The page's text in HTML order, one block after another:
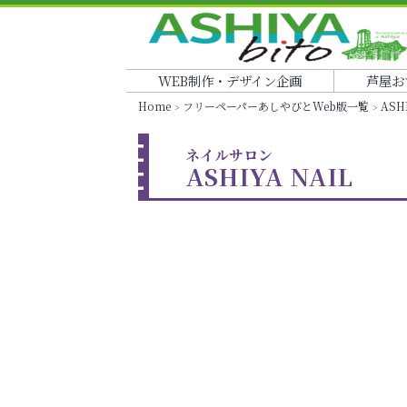
WEB制作・デザイン企画 芦屋
Home フリーペーパーあしやびとWeb版一覧
ネイルサロン
ASHIYA NAIL